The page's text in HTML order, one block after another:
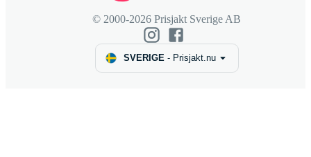
© 2000-2026 Prisjakt Sverige AB
SVERIGE- Prisjakt.nu